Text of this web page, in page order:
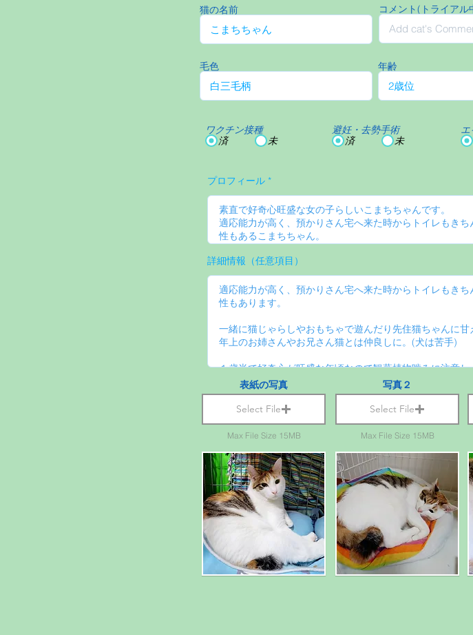
猫の名前 コメント(トライアル
毛色 年齢
ワクチン接種
済
未
避妊・去勢手術
済
未
エ
プロフィール
詳細情報（任意項目）
表紙の写真
Select File
Max File Size 15MB
写真２
Select File
Max File Size 15MB